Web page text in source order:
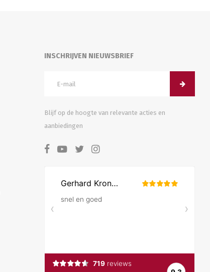
INSCHRIJVEN NIEUWSBRIEF
Blijf op de hoogte van relevante acties en
aanbiedingen